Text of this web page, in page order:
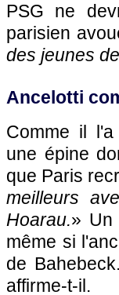
PSG ne
parisien
des jeunes
Ancelotti
Comme il l'a
une épine
que Paris
meilleurs
Hoarau.» Un
même si
de
affirme-t-il.